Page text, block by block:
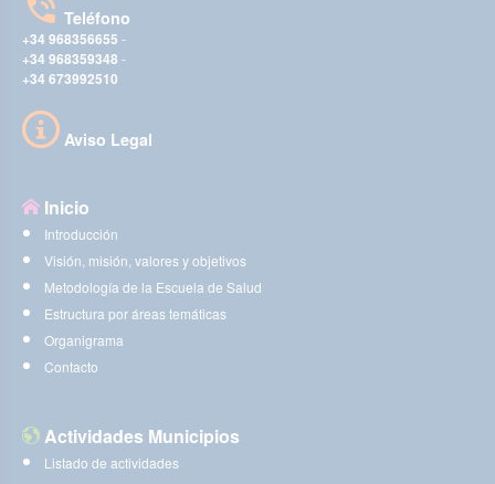
Teléfono
+34 968356655 -
+34 968359348 -
+34 673992510
Aviso Legal
Inicio
Introducción
Visión, misión, valores y objetivos
Metodología de la Escuela de Salud
Estructura por áreas temáticas
Organigrama
Contacto
Actividades Municipios
Listado de actividades